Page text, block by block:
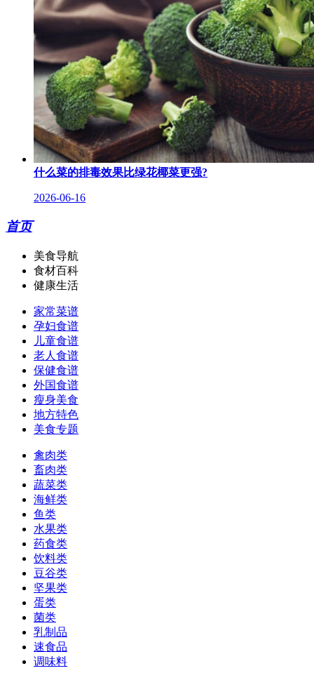
什么菜的排毒效果比绿花椰菜更强?
2026-06-16
首页
美食导航
食材百科
健康生活
家常菜谱
孕妇食谱
儿童食谱
老人食谱
保健食谱
外国食谱
瘦身美食
地方特色
美食专题
禽肉类
畜肉类
蔬菜类
海鲜类
鱼类
水果类
药食类
饮料类
豆谷类
坚果类
蛋类
菌类
乳制品
速食品
调味料